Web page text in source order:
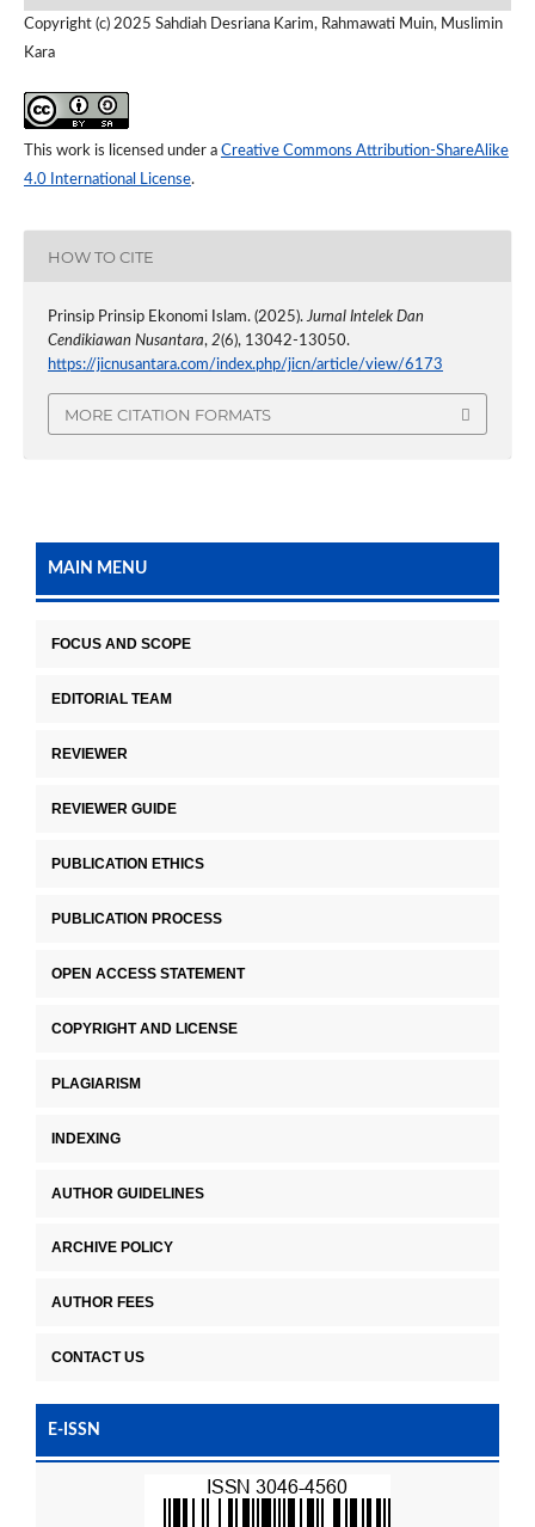
Copyright (c) 2025 Sahdiah Desriana Karim, Rahmawati Muin, Muslimin
Kara
This work is licensed under a Creative Commons Attribution-ShareAlike
4.0 International License.
HOW TO CITE
Prinsip Prinsip Ekonomi Islam. (2025).Jurnal Intelek Dan
Cendikiawan Nusantara, 2(6), 13042-13050.
https://jicnusantara.com/index.php/jicn/article/view/6173
MORE CITATION FORMATS
MAIN MENU
FOCUS AND SCOPE
EDITORIAL TEAM
REVIEWER
REVIEWER GUIDE
PUBLICATION ETHICS
PUBLICATION PROCESS
OPEN ACCESS STATEMENT
COPYRIGHT AND LICENSE
PLAGIARISM
INDEXING
AUTHOR GUIDELINES
ARCHIVE POLICY
AUTHOR FEES
CONTACT US
E-ISSN